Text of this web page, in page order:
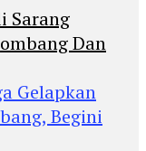
Sarang
Dan